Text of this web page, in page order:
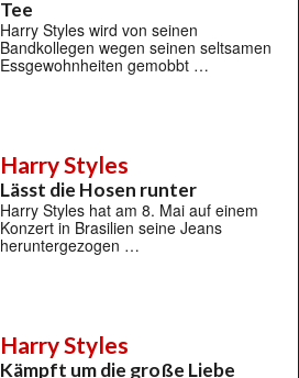
Tee
Harry Styles wird von seinen
Bandkollegen wegen seinen seltsamen
Essgewohnheiten gemobbt …
Harry Styles
Lässt die Hosen runter
Harry Styles hat am 8. Mai auf einem
Konzert in Brasilien seine Jeans
heruntergezogen …
Harry Styles
Kämpft um die große Liebe